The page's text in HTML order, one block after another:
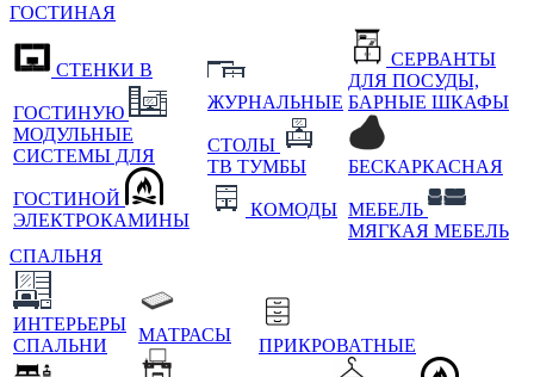
ГОСТИНАЯ
СТЕНКИ В
ГОСТИНУЮ
МОДУЛЬНЫЕ
СИСТЕМЫ ДЛЯ
ГОСТИНОЙ
ЭЛЕКТРОКАМИНЫ
ЖУРНАЛЬНЫЕ
СТОЛЫ
ТВ ТУМБЫ
КОМОДЫ
СЕРВАНТЫ
ДЛЯ ПОСУДЫ,
БАРНЫЕ ШКАФЫ
БЕСКАРКАСНАЯ
МЕБЕЛЬ
МЯГКАЯ МЕБЕЛЬ
СПАЛЬНЯ
ИНТЕРЬЕРЫ
СПАЛЬНИ
МАТРАСЫ
ПРИКРОВАТНЫЕ